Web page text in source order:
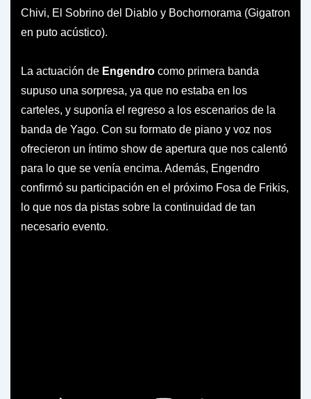
Chivi, El Sobrino del Diablo y Bochornorama (Gigatron
en puto acústico).
La actuación de Engendro como primera banda
supuso una sorpresa, ya que no estaba en los
carteles, y suponía el regreso a los escenarios de la
banda de Yago. Con su formato de piano y voz nos
ofrecieron un íntimo show de apertura que nos calentó
para lo que se venía encima. Además, Engendro
confirmó su participación en el próximo Fosa de Frikis,
lo que nos da pistas sobre la continuidad de tan
necesario evento.